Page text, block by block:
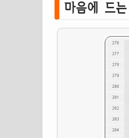
마음에 드